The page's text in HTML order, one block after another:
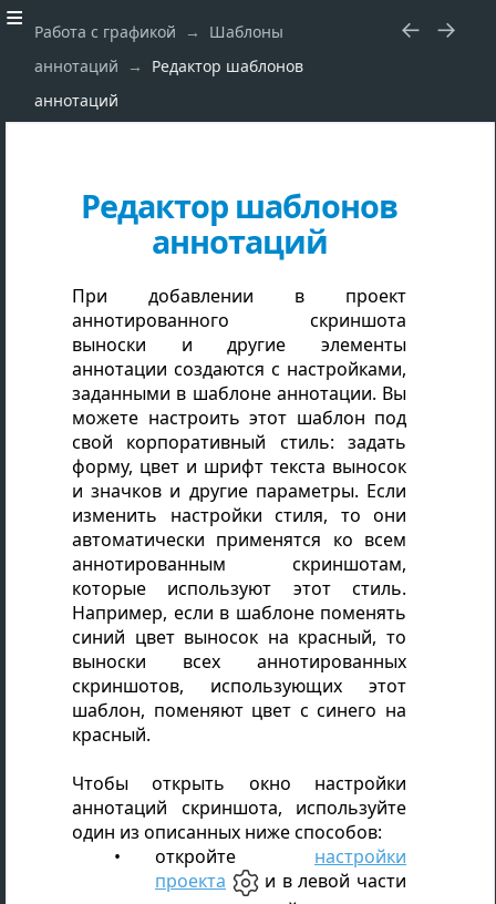
Работа с графикой
Шаблоны
аннотаций
Редактор шаблонов
аннотаций
Редактор шаблонов
аннотаций
При добавлении в проект
аннотированного скриншота
выноски и другие элементы
аннотации создаются с настройками,
заданными в шаблоне аннотации. Вы
можете настроить этот шаблон под
свой корпоративный стиль: задать
форму, цвет и шрифт текста выносок
и значков и другие параметры. Если
изменить настройки стиля, то они
автоматически применятся ко всем
аннотированным скриншотам,
которые используют этот стиль.
Например, если в шаблоне поменять
синий цвет выносок на красный, то
выноски всех аннотированных
скриншотов, использующих этот
шаблон, поменяют цвет с синего на
красный.
Чтобы открыть окно настройки
аннотаций скриншота, используйте
один из описанных ниже способов:
откройте настройки
проекта
и в левой части